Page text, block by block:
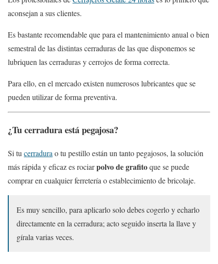
aconsejan a sus clientes.
Es bastante recomendable que para el mantenimiento anual o bien
semestral de las distintas cerraduras de las que disponemos se
lubriquen las cerraduras y cerrojos de forma correcta.
Para ello, en el mercado existen numerosos lubricantes que se
pueden utilizar de forma preventiva.
¿Tu cerradura está pegajosa?
Si tucerradurao tu pestillo están un tanto pegajosos, la solución
más rápida y eficaz es rociarpolvo de grafitoque se puede
comprar en cualquier ferretería o establecimiento de bricolaje.
Es muy sencillo, para aplicarlo solo debes cogerlo y echarlo
directamente en la cerradura; acto seguido inserta la llave y
gírala varias veces.